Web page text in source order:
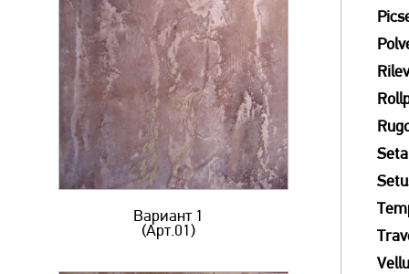
Вариант 1
(Арт.01)
Seta